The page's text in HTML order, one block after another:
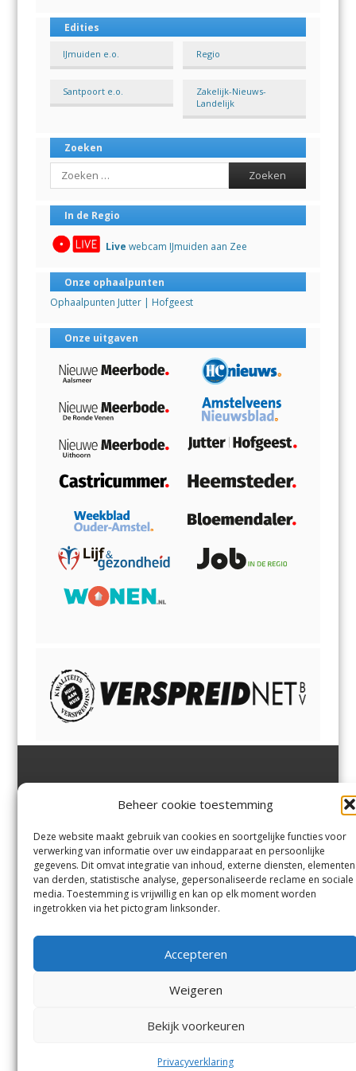
Beheer cookie toestemming
Deze website maakt gebruik van cookies en soortgelijke functies voor
verwerking van informatie over uw eindapparaat en persoonlijke
gegevens. Dit omvat integratie van inhoud, externe diensten, elementen
van derden, statistische analyse, gepersonaliseerde reclame en sociale
media. Toestemming is vrijwillig en kan op elk moment worden
ingetrokken via het pictogram linksonder.
Accepteren
Weigeren
Bekijk voorkeuren
Privacyverklaring
Edities
IJmuiden e.o. Regio
Santpoort e.o.
Zakelijk-Nieuws-
Landelijk
Zoeken
Search
In de Regio
Live webcam IJmuiden aan Zee
Onze ophaalpunten
Ophaalpunten Jutter | Hofgeest
Onze uitgaven
Margadantstraat 34
0255-533900
info@jutter.nlofinfo@hofgee
st.nl
Velserbroek,Velsen-Zuid,
Zuid,Driehuisen
Spaarnwoude.
Contact
Andere uitgaven
Voorwaarden
© Kennemerland Pers B.V.